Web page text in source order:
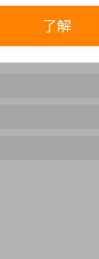
了解